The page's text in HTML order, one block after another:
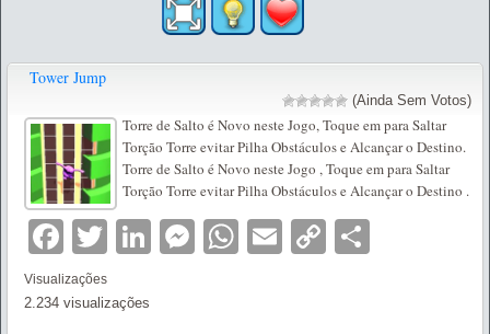
Tower Jump
(Ainda Sem Votos)
Torre de Salto é Novo neste Jogo, Toque em para Saltar
Torção Torre evitar Pilha Obstáculos e Alcançar o Destino.
Torre de Salto é Novo neste Jogo , Toque em para Saltar
Torção Torre evitar Pilha Obstáculos e Alcançar o Destino .
Facebook
TwitterLinkedIn
Messenger
WhatsApp
EmailCopy
Visualizações
2.234 visualizações